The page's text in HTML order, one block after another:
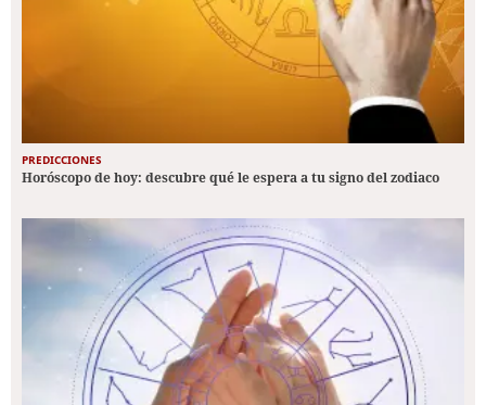
PREDICCIONES
Horóscopo de hoy: descubre qué le espera a tu signo del zodiaco